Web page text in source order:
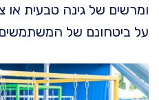
ומרשים של גינה טבעית או
על ביטחונם של